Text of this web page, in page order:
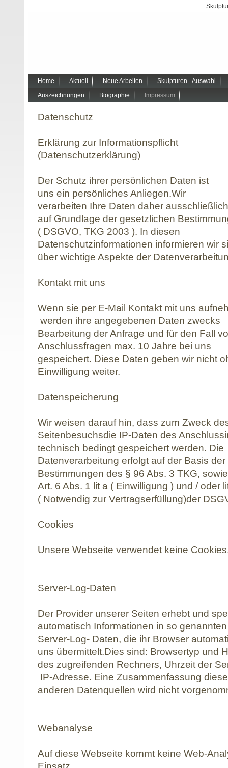
Home Aktuell Neue Arbeiten
Skulpturen - Auswahl
Auszeichnungen
Biographie Impressum
Datenschutz
Erklärung zur Informationspflicht
(Datenschutzerklärung)
Der Schutz ihrer persönlichen Daten ist
uns ein persönliches Anliegen.Wir
verarbeiten Ihre Daten daher ausschließlich
auf Grundlage der gesetzlichen
( DSGVO, TKG 2003 ). In diesen
Datenschutzinformationen informieren wir
über wichtige Aspekte der
Kontakt mit uns
Wenn sie per E-Mail Kontakt mit uns
werden ihre angegebenen Daten zwecks
Bearbeitung der Anfrage und für den Fall
Anschlussfragen max. 10 Jahre bei uns
gespeichert. Diese Daten geben wir nicht
Einwilligung weiter.
Datenspeicherung
Wir weisen darauf hin, dass zum Zweck
Seitenbesuchsdie IP-Daten des
technisch bedingt gespeichert werden. Die
Datenverarbeitung erfolgt auf der Basis
Bestimmungen des § 96 Abs. 3 TKG,
Art. 6 Abs. 1 lit a ( Einwilligung ) und / oder
( Notwendig zur Vertragserfüllung)der
Cookies
Unsere Webseite verwendet keine
Server-Log-Daten
Der Provider unserer Seiten erhebt und
automatisch Informationen in so genannten
Server-Log- Daten, die ihr Browser
uns übermittelt.Dies sind: Browsertyp und
des zugreifenden Rechners, Uhrzeit der
IP-Adresse. Eine Zusammenfassung
anderen Datenquellen wird nicht
Webanalyse
Auf diese Webseite kommt keine Web-